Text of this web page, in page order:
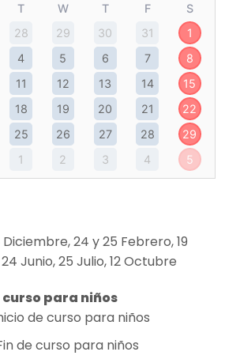
T W T F
S
28 29 30 31
1
4 5 6 7
8
11 12 13 14
15
18 19 20 21
22
25 26 27 28
29
1 2 3 4 5
24 y 25 Febrero, 19
Junio, 25 Julio, 12 Octubre
para niños
de curso para niños
de curso para niños